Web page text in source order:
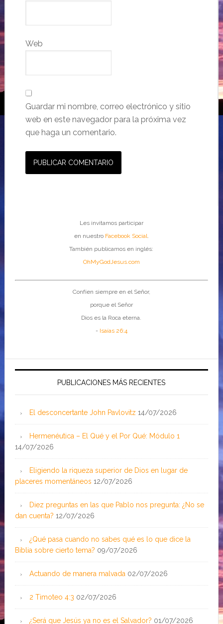
Web
Guardar mi nombre, correo electrónico y sitio
web en este navegador para la próxima vez
que haga un comentario.
Les invitamos participar
en nuestro Facebook Social.
También publicamos en inglés:
OhMyGodJesus.com
Confíen siempre en el Señor,
porque el Señor
Dios es la Roca eterna.
- Isaías 26:4
PUBLICACIONES MÁS RECIENTES
El desconcertante John Pavlovitz 14/07/2026
Hermenéutica – El Qué y el Por Qué: Módulo 1
14/07/2026
Eligiendo la riqueza superior de Dios en lugar de
placeres momentáneos 12/07/2026
Diez preguntas en las que Pablo nos pregunta: ¿No se
dan cuenta? 12/07/2026
¿Qué pasa cuando no sabes qué es lo que dice la
Biblia sobre cierto tema? 09/07/2026
Actuando de manera malvada 02/07/2026
2 Timoteo 4:3 02/07/2026
¿Será que Jesús ya no es el Salvador? 01/07/2026